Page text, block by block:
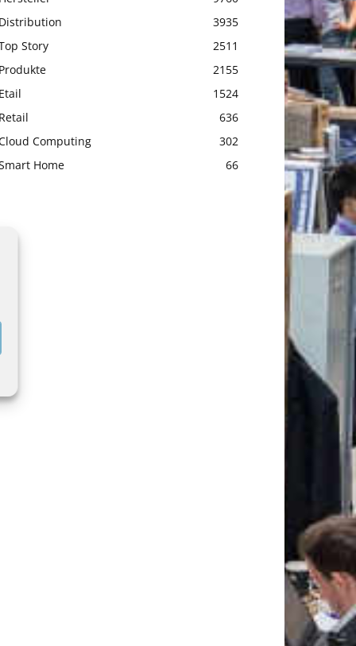
3935
Story
2511
2155
1524
636
Computing
302
Home
66